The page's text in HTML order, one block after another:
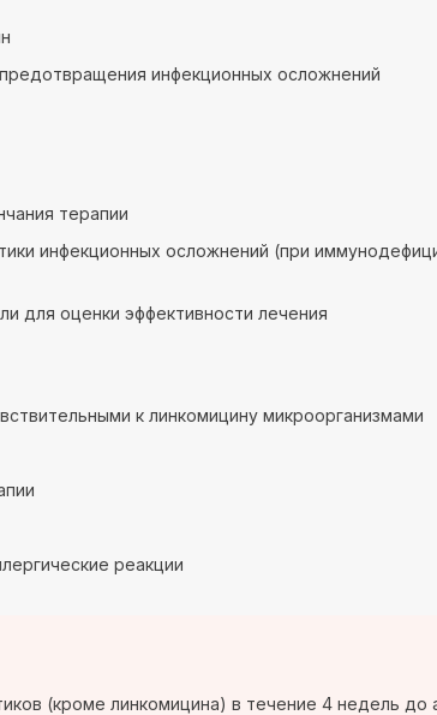
инфекционных осложнений
терапии
инфекционных осложнений (при
для оценки эффективности лечения
к линкомицину микроорганизмами
реакции
(кроме линкомицина) в течение 4 недель до